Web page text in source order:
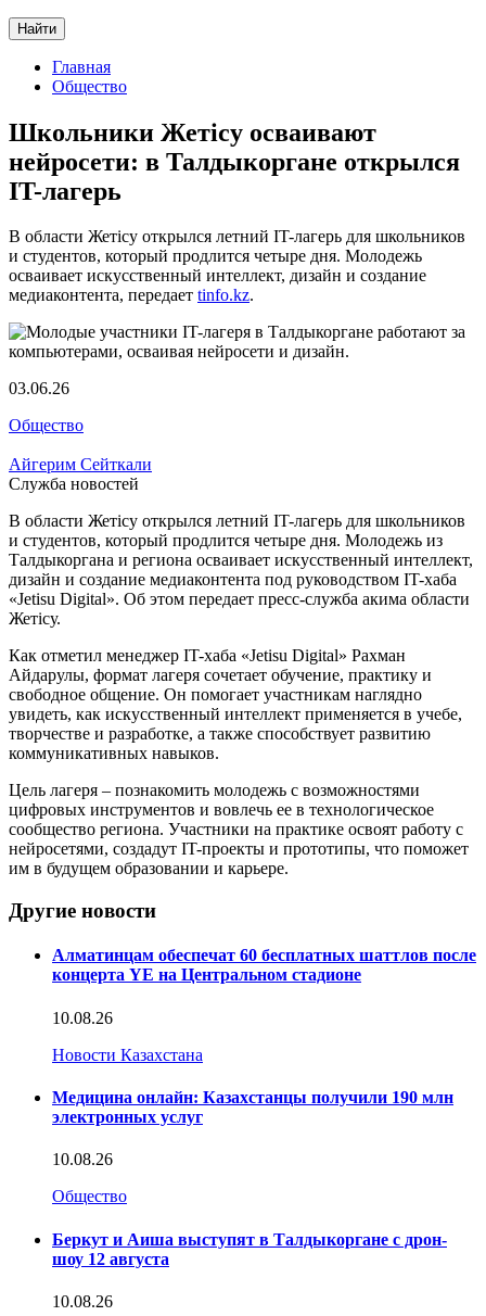
Найти
Главная
Общество
Школьники Жетісу осваивают
нейросети: в Талдыкоргане открылся
IT-лагерь
В области Жетісу открылся летний IT-лагерь для школьников
и студентов, который продлится четыре дня. Молодежь
осваивает искусственный интеллект, дизайн и создание
медиаконтента, передает tinfo.kz.
03.06.26
Общество
Айгерим Сейткали
Служба новостей
В области Жетісу открылся летний IT-лагерь для школьников
и студентов, который продлится четыре дня. Молодежь из
Талдыкоргана и региона осваивает искусственный интеллект,
дизайн и создание медиаконтента под руководством IT-хаба
«Jetisu Digital». Об этом передает пресс-служба акима области
Жетісу.
Как отметил менеджер IT-хаба «Jetisu Digital» Рахман
Айдарулы, формат лагеря сочетает обучение, практику и
свободное общение. Он помогает участникам наглядно
увидеть, как искусственный интеллект применяется в учебе,
творчестве и разработке, а также способствует развитию
коммуникативных навыков.
Цель лагеря – познакомить молодежь с возможностями
цифровых инструментов и вовлечь ее в технологическое
сообщество региона. Участники на практике освоят работу с
нейросетями, создадут IT-проекты и прототипы, что поможет
им в будущем образовании и карьере.
Другие новости
Алматинцам обеспечат 60 бесплатных шаттлов после
концерта YE на Центральном стадионе
10.08.26
Новости Казахстана
Медицина онлайн: Казахстанцы получили 190 млн
электронных услуг
10.08.26
Общество
Беркут и Аиша выступят в Талдыкоргане с дрон-
шоу 12 августа
10.08.26